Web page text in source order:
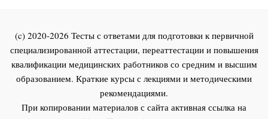
(c) 2020-2026 Тесты с ответами для подготовки к первичной
специализированной аттестации, переаттестации и повышения
квалификации медицинских работников со средним и высшим
образованием. Краткие курсы с лекциями и методическими
рекомендациями.
При копировании материалов с сайта активная ссылка на